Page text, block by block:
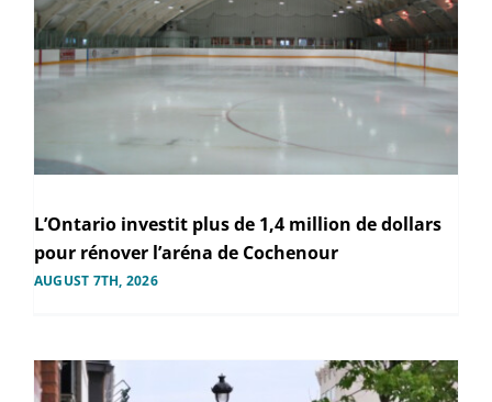
L’Ontario investit plus de 1,4 million de dollars
pour rénover l’aréna de Cochenour
AUGUST 7TH, 2026